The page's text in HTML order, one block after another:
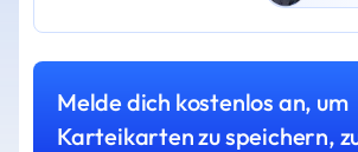
Melde dich kostenlos an, um
Karteikarten zu speichern,